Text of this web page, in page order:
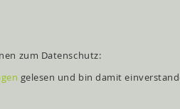
zum Datenschutz:
gelesen und bin damit